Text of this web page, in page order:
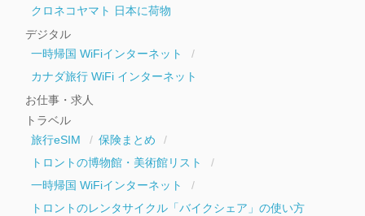
クロネコヤマト 日本に荷物
デジタル
一時帰国 WiFiインターネット
カナダ旅行 WiFi インターネット
お仕事・求人
トラベル
旅行eSIM
保険まとめ
トロントの博物館・美術館リスト
一時帰国 WiFiインターネット
トロントのレンタサイクル「バイクシェア」の使い方